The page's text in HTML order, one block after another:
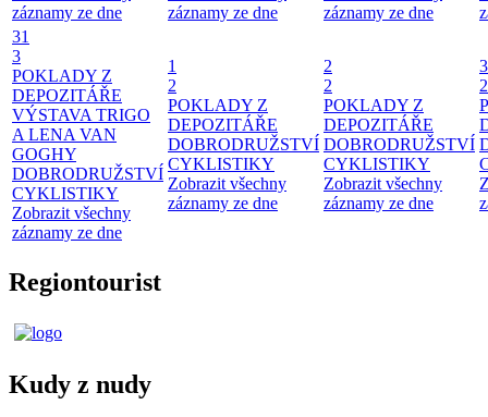
záznamy ze dne
záznamy ze dne
záznamy ze dne
31
3
POKLADY Z
DEPOZITÁŘE
VÝSTAVA TRIGO
A LENA VAN
GOGHY
DOBRODRUŽSTVÍ
CYKLISTIKY
Zobrazit všechny
záznamy ze dne
1
2
POKLADY Z
DEPOZITÁŘE
DOBRODRUŽSTVÍ
CYKLISTIKY
Zobrazit všechny
záznamy ze dne
2
2
POKLADY Z
DEPOZITÁŘE
DOBRODRUŽSTVÍ
CYKLISTIKY
Zobrazit všechny
záznamy ze dne
3
2
Regiontourist
Kudy z nudy